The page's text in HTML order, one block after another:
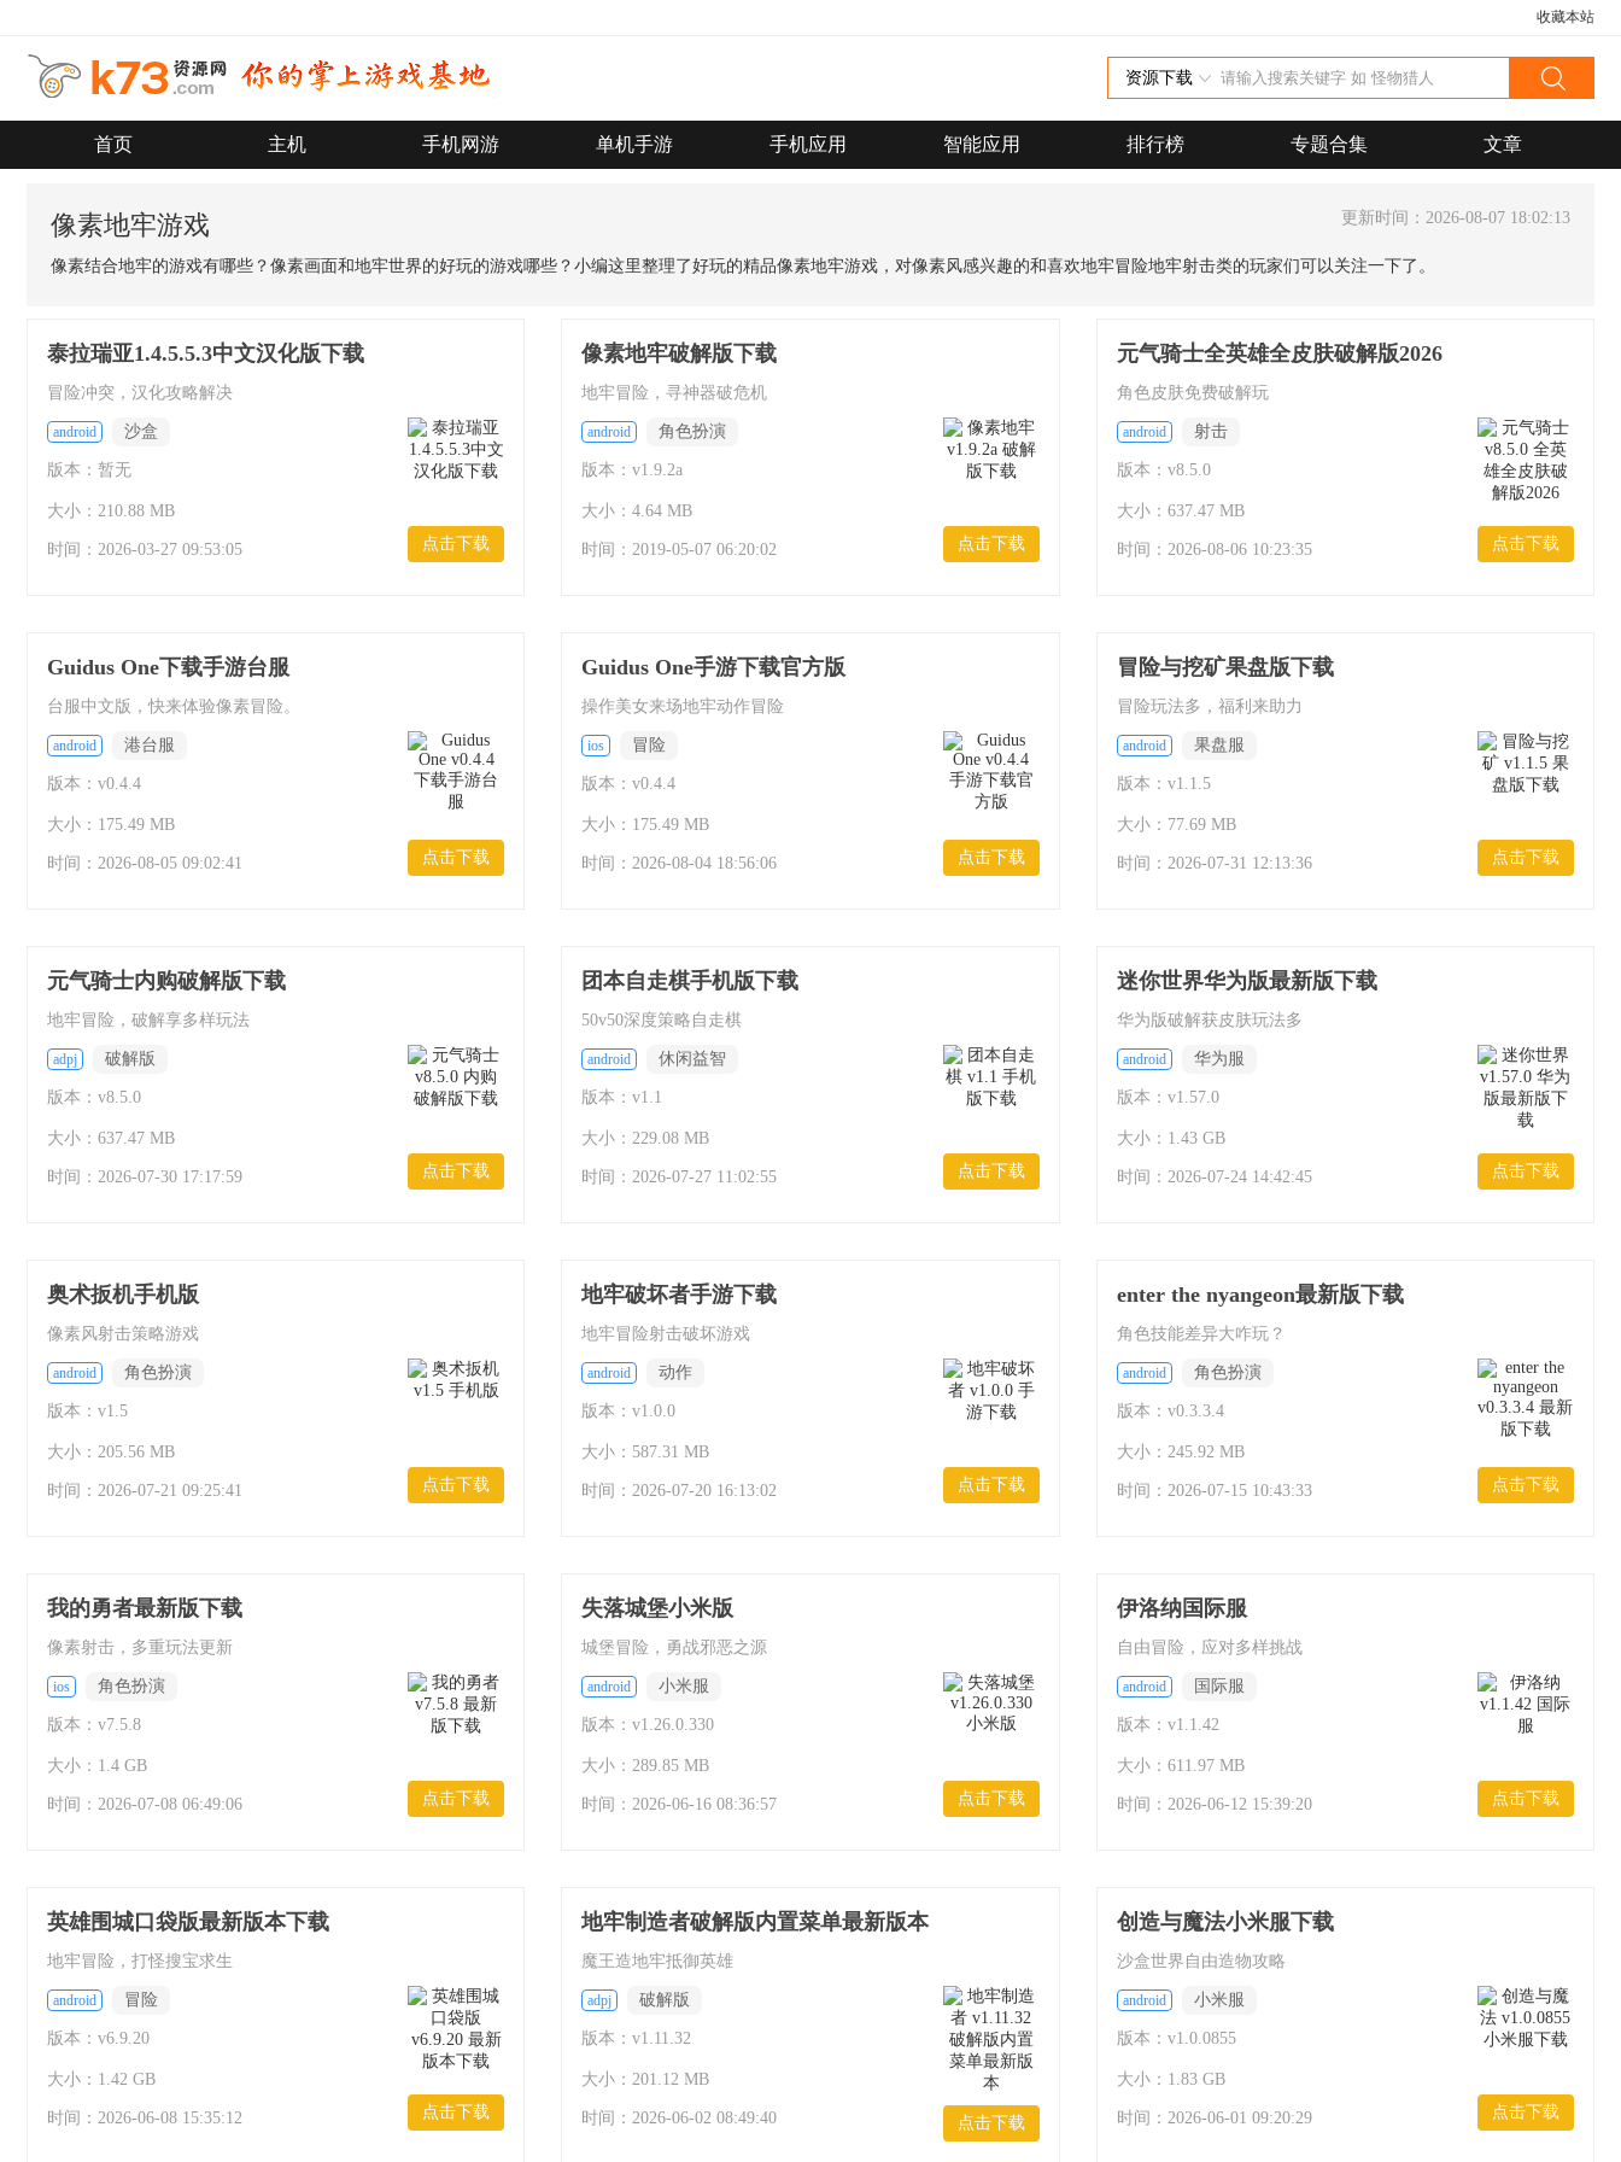
收藏本站
资源下载
首页 主机 手机网游 单机手游 手机应用 智能应用 排行榜 专题合集 文章
像素地牢游戏 更新时间：2026-08-07 18:02:13
像素结合地牢的游戏有哪些？像素画面和地牢世界的好玩的游戏哪些？小编这里整理了好玩的精品像素地牢游戏，对像素风感兴趣的和喜欢地牢冒险地牢射击类的玩家们可以关注一下了。
泰拉瑞亚1.4.5.5.3中文汉化版下载
冒险冲突，汉化攻略解决
android 沙盒
版本：暂无
大小：210.88 MB
时间： 2026-03-27 09:53:05 点击下载
像素地牢破解版下载
地牢冒险，寻神器破危机
android 角色扮演
版本：v1.9.2a
大小：4.64 MB
时间：2019-05-07 06:20:02 点击下载
元气骑士全英雄全皮肤破解版2026
角色皮肤免费破解玩
android 射击
版本：v8.5.0
大小：637.47 MB
时间： 2026-08-06 10:23:35 点击下载
Guidus One下载手游台服
台服中文版，快来体验像素冒险。
android 港台服
版本：v0.4.4
大小：175.49 MB
时间： 2026-08-05 09:02:41 点击下载
Guidus One手游下载官方版
操作美女来场地牢动作冒险
ios 冒险
版本：v0.4.4
大小：175.49 MB
时间：2026-08-04 18:56:06 点击下载
冒险与挖矿果盘版下载
冒险玩法多，福利来助力
android 果盘服
版本：v1.1.5
大小：77.69 MB
时间： 2026-07-31 12:13:36 点击下载
元气骑士内购破解版下载
地牢冒险，破解享多样玩法
adpj 破解版
版本：v8.5.0
大小：637.47 MB
时间： 2026-07-30 17:17:59 点击下载
团本自走棋手机版下载
50v50深度策略自走棋
android 休闲益智
版本：v1.1
大小：229.08 MB
时间：2026-07-27 11:02:55 点击下载
迷你世界华为版最新版下载
华为版破解获皮肤玩法多
android 华为服
版本：v1.57.0
大小：1.43 GB
时间： 2026-07-24 14:42:45 点击下载
奥术扳机手机版
像素风射击策略游戏
android 角色扮演
版本：v1.5
大小：205.56 MB
时间： 2026-07-21 09:25:41 点击下载
地牢破坏者手游下载
地牢冒险射击破坏游戏
android 动作
版本：v1.0.0
大小：587.31 MB
时间：2026-07-20 16:13:02 点击下载
enter the nyangeon最新版下载
角色技能差异大咋玩？
android 角色扮演
版本：v0.3.3.4
大小：245.92 MB
时间： 2026-07-15 10:43:33 点击下载
我的勇者最新版下载
像素射击，多重玩法更新
ios 角色扮演
版本：v7.5.8
大小：1.4 GB
时间： 2026-07-08 06:49:06 点击下载
失落城堡小米版
城堡冒险，勇战邪恶之源
android 小米服
版本：v1.26.0.330
大小：289.85 MB
时间：2026-06-16 08:36:57 点击下载
伊洛纳国际服
自由冒险，应对多样挑战
android 国际服
版本：v1.1.42
大小：611.97 MB
时间： 2026-06-12 15:39:20 点击下载
英雄围城口袋版最新版本下载
地牢冒险，打怪搜宝求生
android 冒险
版本：v6.9.20
大小：1.42 GB
时间： 2026-06-08 15:35:12 点击下载
地牢制造者破解版内置菜单最新版本
魔王造地牢抵御英雄
adpj 破解版
版本：v1.11.32
大小：201.12 MB
时间：2026-06-02 08:49:40 点击下载
创造与魔法小米服下载
沙盒世界自由造物攻略
android 小米服
版本：v1.0.0855
大小：1.83 GB
时间： 2026-06-01 09:20:29 点击下载